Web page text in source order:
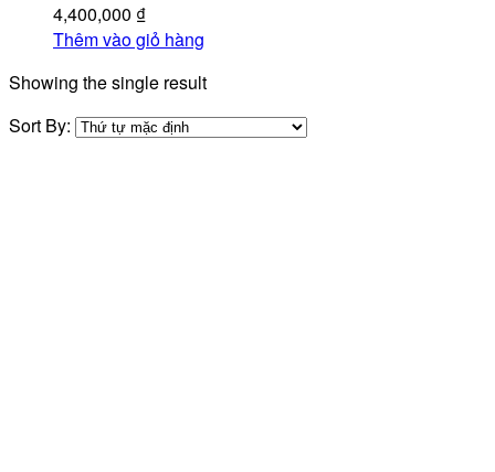
4,400,000 ₫
Thêm vào giỏ hàng
Showing the single result
Sort By: